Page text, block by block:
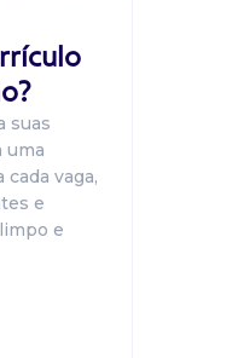
suas
uma
vaga,
e
e